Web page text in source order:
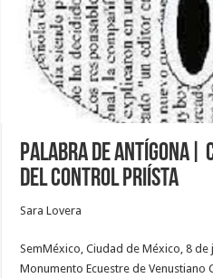
Palabra de Antígona|
del control priísta
Sara Lovera
SemMéxico, Ciudad de México, 8
Monumento Ecuestre de Venustiano